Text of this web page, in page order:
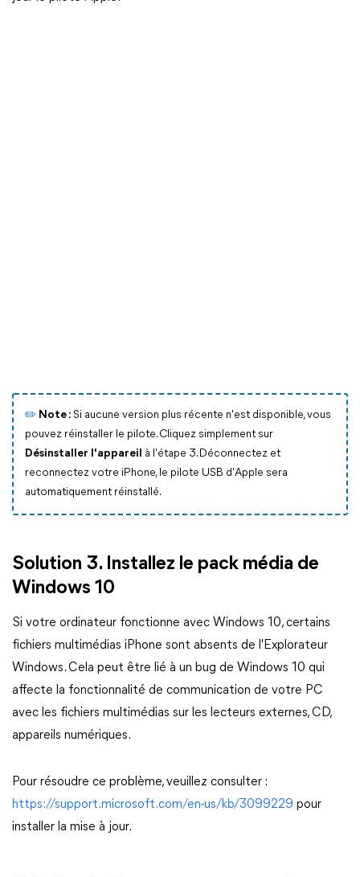
✏️ Note : Si aucune version plus récente n'est disponible, vous
pouvez réinstaller le pilote. Cliquez simplement sur
Désinstaller l'appareil à l'étape 3. Déconnectez et
reconnectez votre iPhone, le pilote USB d'Apple sera
automatiquement réinstallé.
Solution 3. Installez le pack média de
Windows 10
Si votre ordinateur fonctionne avec Windows 10, certains
fichiers multimédias iPhone sont absents de l'Explorateur
Windows. Cela peut être lié à un bug de Windows 10 qui
affecte la fonctionnalité de communication de votre PC
avec les fichiers multimédias sur les lecteurs externes, CD,
appareils numériques.
Pour résoudre ce problème, veuillez consulter :
https://support.microsoft.com/en-us/kb/3099229 pour
installer la mise à jour.